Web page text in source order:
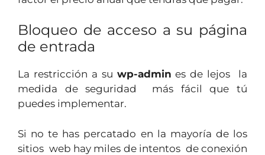
Bloqueo de acceso a su página
de entrada
La restricción a su wp-admin es de lejos la
medida de seguridad más fácil que tú
puedes implementar.
Si no te has percatado en la mayoría de los
sitios web hay miles de intentos de conexión